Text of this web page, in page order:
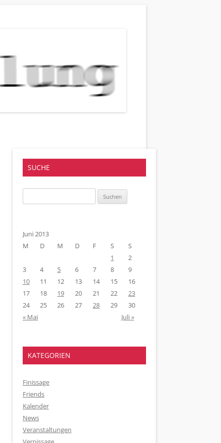
SUCHE
nach:
Juni 2013
M
D M D F S
S
1
2
3
4 5 6 7 8
9
10
11 12 13 14 15
16
17
18 19 20 21 22
23
24
25 26 27 28 29
30
« Mai
Juli »
KATEGORIEN
Finissage
Friends
Kalender
News
Veranstaltungen